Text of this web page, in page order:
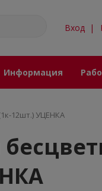
Вход |
Информация
12шт.) УЦЕНКА